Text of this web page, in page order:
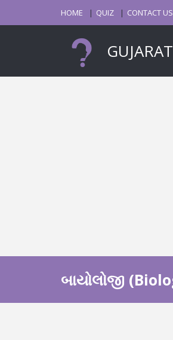
HOME QUIZ CONTACT US
બાયોલોજી